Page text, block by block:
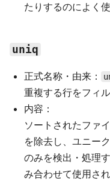
たりするのによく使
uniq
正式名称・由来：
重複する行をフィ
内容：
ソートされたファ
を除去し、ユニー
のみを検出・処理
み合わせて使用され